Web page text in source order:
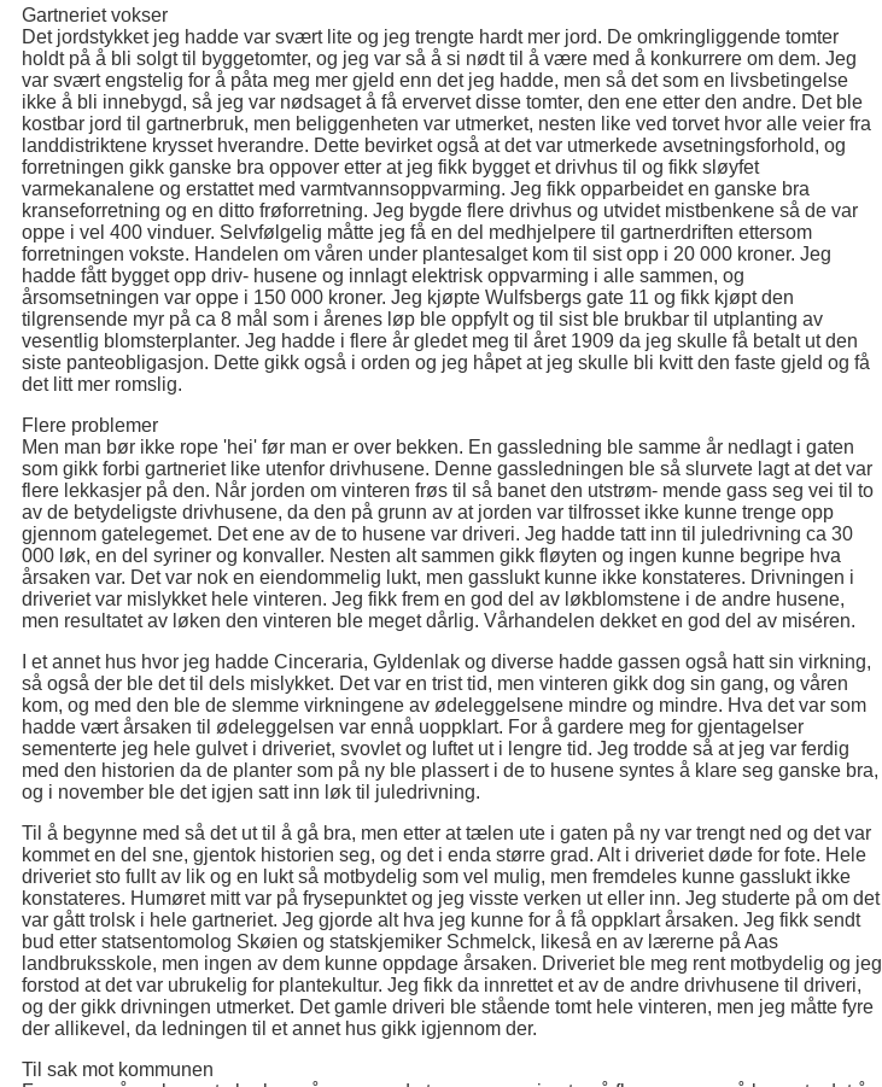
Gartneriet vokser
Det jordstykket jeg hadde var svært lite og jeg trengte hardt mer jord. De omkringliggende tomter
holdt på å bli solgt til byggetomter, og jeg var så å si nødt til å være med å konkurrere om dem. Jeg
var svært engstelig for å påta meg mer gjeld enn det jeg hadde, men så det som en livsbetingelse
ikke å bli innebygd, så jeg var nødsaget å få ervervet disse tomter, den ene etter den andre. Det ble
kostbar jord til gartnerbruk, men beliggenheten var utmerket, nesten like ved torvet hvor alle veier fra
landdistriktene krysset hverandre. Dette bevirket også at det var utmerkede avsetningsforhold, og
forretningen gikk ganske bra oppover etter at jeg fikk bygget et drivhus til og fikk sløyfet
varmekanalene og erstattet med varmtvannsoppvarming. Jeg fikk opparbeidet en ganske bra
kranseforretning og en ditto frøforretning. Jeg bygde flere drivhus og utvidet mistbenkene så de var
oppe i vel 400 vinduer. Selvfølgelig måtte jeg få en del medhjelpere til gartnerdriften ettersom
forretningen vokste. Handelen om våren under plantesalget kom til sist opp i 20 000 kroner. Jeg
hadde fått bygget opp driv- husene og innlagt elektrisk oppvarming i alle sammen, og
årsomsetningen var oppe i 150 000 kroner. Jeg kjøpte Wulfsbergs gate 11 og fikk kjøpt den
tilgrensende myr på ca 8 mål som i årenes løp ble oppfylt og til sist ble brukbar til utplanting av
vesentlig blomsterplanter. Jeg hadde i flere år gledet meg til året 1909 da jeg skulle få betalt ut den
siste panteobligasjon. Dette gikk også i orden og jeg håpet at jeg skulle bli kvitt den faste gjeld og få
det litt mer romslig.
Flere problemer
Men man bør ikke rope 'hei' før man er over bekken. En gassledning ble samme år nedlagt i gaten
som gikk forbi gartneriet like utenfor drivhusene. Denne gassledningen ble så slurvete lagt at det var
flere lekkasjer på den. Når jorden om vinteren frøs til så banet den utstrøm- mende gass seg vei til to
av de betydeligste drivhusene, da den på grunn av at jorden var tilfrosset ikke kunne trenge opp
gjennom gatelegemet. Det ene av de to husene var driveri. Jeg hadde tatt inn til juledrivning ca 30
000 løk, en del syriner og konvaller. Nesten alt sammen gikk fløyten og ingen kunne begripe hva
årsaken var. Det var nok en eiendommelig lukt, men gasslukt kunne ikke konstateres. Drivningen i
driveriet var mislykket hele vinteren. Jeg fikk frem en god del av løkblomstene i de andre husene,
men resultatet av løken den vinteren ble meget dårlig. Vårhandelen dekket en god del av miséren.
I et annet hus hvor jeg hadde Cinceraria, Gyldenlak og diverse hadde gassen også hatt sin virkning,
så også der ble det til dels mislykket. Det var en trist tid, men vinteren gikk dog sin gang, og våren
kom, og med den ble de slemme virkningene av ødeleggelsene mindre og mindre. Hva det var som
hadde vært årsaken til ødeleggelsen var ennå uoppklart. For å gardere meg for gjentagelser
sementerte jeg hele gulvet i driveriet, svovlet og luftet ut i lengre tid. Jeg trodde så at jeg var ferdig
med den historien da de planter som på ny ble plassert i de to husene syntes å klare seg ganske bra,
og i november ble det igjen satt inn løk til juledrivning.
Til å begynne med så det ut til å gå bra, men etter at tælen ute i gaten på ny var trengt ned og det var
kommet en del sne, gjentok historien seg, og det i enda større grad. Alt i driveriet døde for fote. Hele
driveriet sto fullt av lik og en lukt så motbydelig som vel mulig, men fremdeles kunne gasslukt ikke
konstateres. Humøret mitt var på frysepunktet og jeg visste verken ut eller inn. Jeg studerte på om det
var gått trolsk i hele gartneriet. Jeg gjorde alt hva jeg kunne for å få oppklart årsaken. Jeg fikk sendt
bud etter statsentomolog Skøien og statskjemiker Schmelck, likeså en av lærerne på Aas
landbruksskole, men ingen av dem kunne oppdage årsaken. Driveriet ble meg rent motbydelig og jeg
forstod at det var ubrukelig for plantekultur. Jeg fikk da innrettet et av de andre drivhusene til driveri,
og der gikk drivningen utmerket. Det gamle driveri ble stående tomt hele vinteren, men jeg måtte fyre
der allikevel, da ledningen til et annet hus gikk igjennom der.
Til sak mot kommunen